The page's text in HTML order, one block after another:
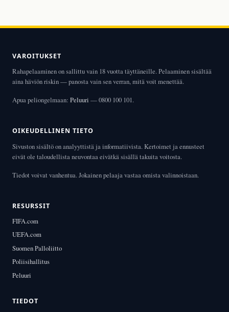
VAROITUKSET
Rahapelaaminen on sallittu vain 18 vuotta täyttäneille. Pelaaminen sisältää
aina häviön riskin — panosta vain sen verran, mitä voit menettää.
Apua peliongelmaan: Peluuri — 0800 100 101.
OIKEUDELLINEN TIETO
Sivuston sisältö on analyyttistä ja informatiivista. Kertoimet ja ennusteet
eivät ole taloudellista neuvontaa eivätkä sisällä takuita voitosta.
Tiedot voivat vanhentua. Jokainen pelaaja vastaa omista valinnoistaan.
RESURSSIT
FIFA.com
UEFA.com
Suomen Palloliitto
Poliisihallitus
Peluuri
TIEDOT